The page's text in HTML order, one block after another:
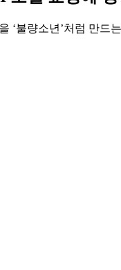
‘불량소년’처럼 만